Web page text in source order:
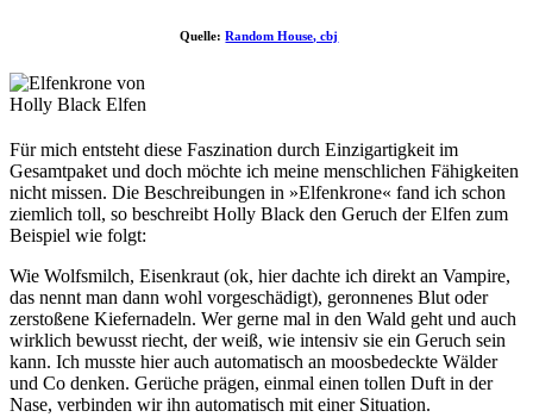
Quelle:Random House, cbj
Für mich entsteht diese Faszination durch Einzigartigkeit im
Gesamtpaket und doch möchte ich meine menschlichen Fähigkeiten
nicht missen. Die Beschreibungen in »Elfenkrone« fand ich schon
ziemlich toll, so beschreibt Holly Black den Geruch der Elfen zum
Beispiel wie folgt:
Wie Wolfsmilch, Eisenkraut (ok, hier dachte ich direkt an Vampire,
das nennt man dann wohl vorgeschädigt), geronnenes Blut oder
zerstoßene Kiefernadeln. Wer gerne mal in den Wald geht und auch
wirklich bewusst riecht, der weiß, wie intensiv sie ein Geruch sein
kann. Ich musste hier auch automatisch an moosbedeckte Wälder
und Co denken. Gerüche prägen, einmal einen tollen Duft in der
Nase, verbinden wir ihn automatisch mit einer Situation.